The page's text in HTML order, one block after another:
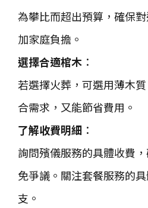
為攀比而超出預算，確保
加家庭負擔。
選擇合適棺木 ：
若選擇火葬，可選用薄木
合需求，又能節省費用。
了解收費明細 ：
詢問殯儀服務的具體收費
免爭議。關注套餐服務的
支。